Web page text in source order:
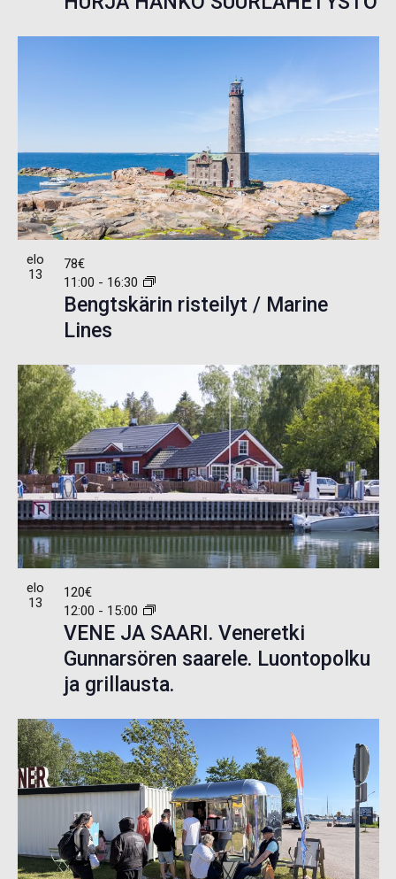
elo
13
Bengtskärin risteilyt / Marine
Lines
11:00 - 16:30
78€
elo
13
VENE JA SAARI. Veneretki
Gunnarsören saarele. Luontopolku
ja grillausta.
12:00 - 15:00
120€